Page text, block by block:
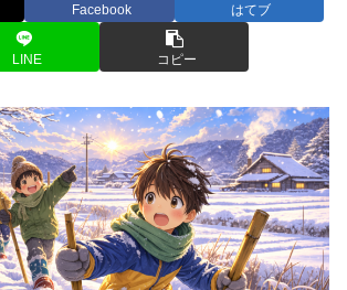
Facebook はてブ
LINE コピー